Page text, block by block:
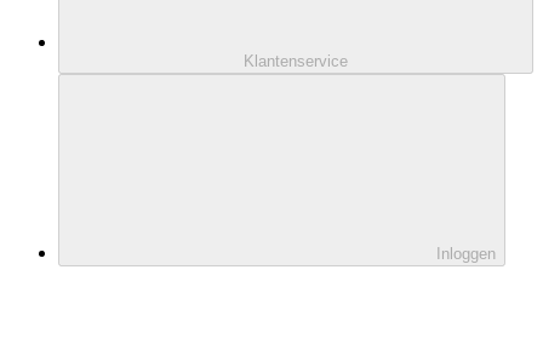
Klantenservice
Inloggen